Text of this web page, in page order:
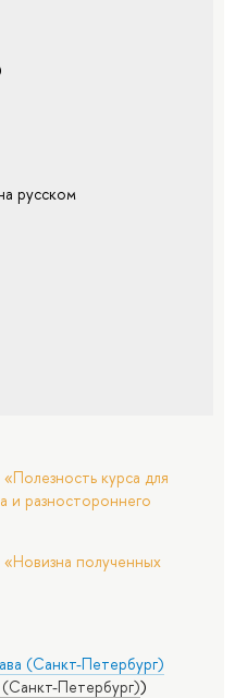
русском
курса для
и разностороннего
полученных
(Санкт-Петербург)
Петербург))